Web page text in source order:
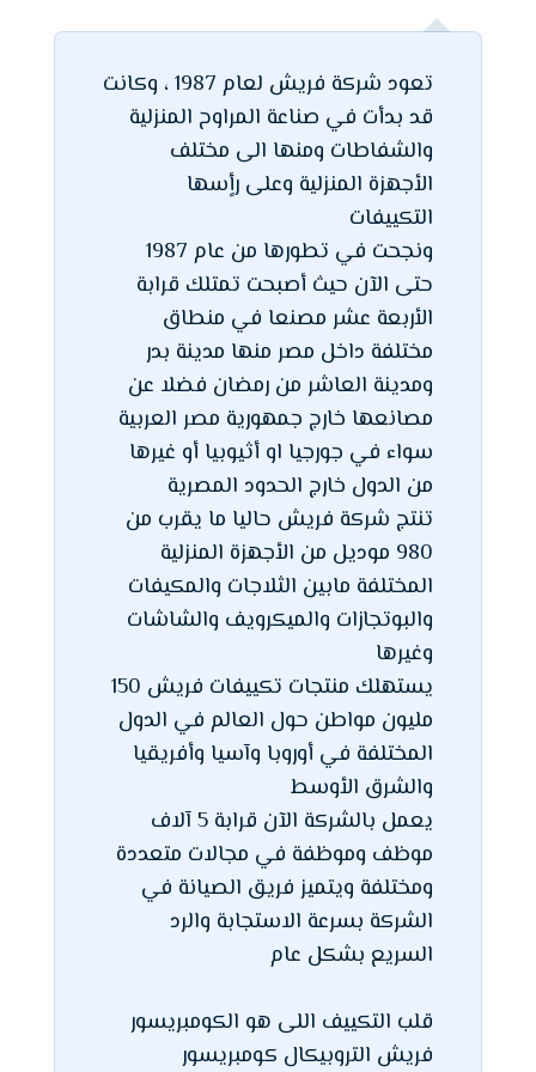
تعود شركة فريش لعام 1987 ، وكانت
قد بدأت في صناعة المراوح المنزلية
والشفاطات ومنها الى مختلف
الأجهزة المنزلية وعلى رأٍسها
التكييفات
ونجحت في تطورها من عام 1987
حتى الآن حيث أصبحت تمتلك قرابة
الأربعة عشر مصنعا في منطاق
مختلفة داخل مصر منها مدينة بدر
ومدينة العاشر من رمضان فضلا عن
مصانعها خارج جمهورية مصر العربية
سواء في جورجيا او أثيوبيا أو غيرها
من الدول خارج الحدود المصرية
تنتج شركة فريش حاليا ما يقرب من
980 موديل من الأجهزة المنزلية
المختلفة مابين الثلاجات والمكيفات
والبوتجازات والميكرويف والشاشات
وغيرها
يستهلك منتجات تكييفات فريش 150
مليون مواطن حول العالم في الدول
المختلفة في أوروبا وآسيا وأفريقيا
والشرق الأوسط
يعمل بالشركة الآن قرابة 5 آلاف
موظف وموظفة في مجالات متعددة
ومختلفة ويتميز فريق الصيانة في
الشركة بسرعة الاستجابة والرد
السريع بشكل عام
قلب التكييف اللى هو الكومبريسور
فريش التروبيكال كومبريسور